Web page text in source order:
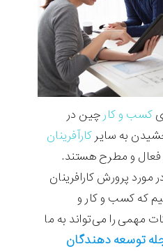
کسب و کار چین در
به سایر کارآفرینان
فعال و مطرح هستند.
مورد پرورش کارافرینان
که کسب و کار و
مهمی را می‌تواند به ما
توسعه دهندگان